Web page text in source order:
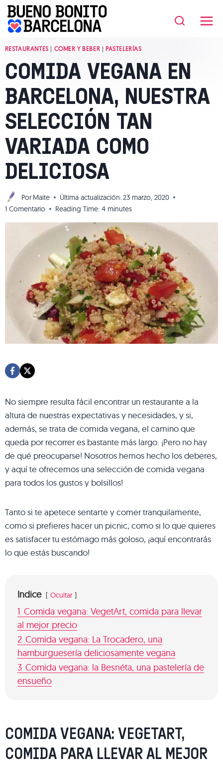
Saltar
contenido
RESTAURANTES | COMER Y BEBER | PASTELERÍAS
COMIDA VEGANA EN
BARCELONA, NUESTRA
SELECCIÓN TAN
VARIADA COMO
DELICIOSA
Por Maite Última actualización: 23 marzo, 2020
1 Comentario
Reading Time: 4 minutes
No siempre resulta fácil encontrar un restaurante a la
altura de nuestras expectativas y necesidades, y si,
además, se trata de comida vegana, el camino que
queda por recorrer es bastante más largo. ¡Pero no hay
de qué preocuparse! Nosotros hemos hecho los deberes,
y aquí te ofrecemos una selección de comida vegana
para todos los gustos y bolsillos!
Tanto si te apetece sentarte y comer tranquilamente,
como si prefieres hacer un picnic, como si lo que quieres
es satisfacer tu estómago más goloso, ¡aquí encontrarás
lo que estás buscando!
Indice Ocultar
1 Comida vegana: VegetArt, comida para llevar
al mejor precio
2 Comida vegana: La Trocadero, una
hamburguesería deliciosamente vegana
3 Comida vegana: la Besnéta, una pastelería de
ensueño
COMIDA VEGANA: VEGETART,
COMIDA PARA LLEVAR AL MEJOR